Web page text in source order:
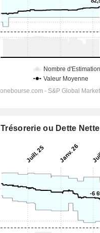
Trésorerie ou Dette Nette